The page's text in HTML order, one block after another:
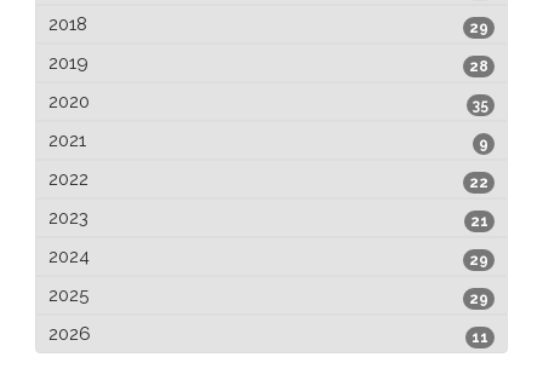
29
2018
28
2019
35
2020
9
2021
22
2022
21
2023
29
2024
29
2025
11
2026